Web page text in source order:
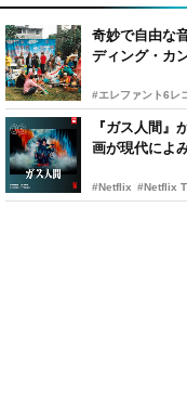
奇妙で自由な
ディング・カ
#エレファント6レ
『ガス人間
画が現代によ
#Netflix #Netflix